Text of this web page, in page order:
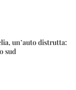
un’auto distrutta:
sud